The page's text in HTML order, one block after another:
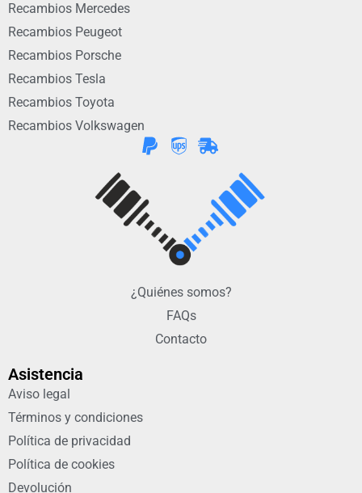
Recambios Mercedes
Recambios Peugeot
Recambios Porsche
Recambios Tesla
Recambios Toyota
Recambios Volkswagen
¿Quiénes somos?
FAQs
Contacto
Asistencia
Aviso legal
Términos y condiciones
Política de privacidad
Política de cookies
Devolución